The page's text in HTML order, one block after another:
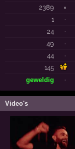
2389
×
1
·
24
·
49
·
44
·
145
geweldig
·
Video's